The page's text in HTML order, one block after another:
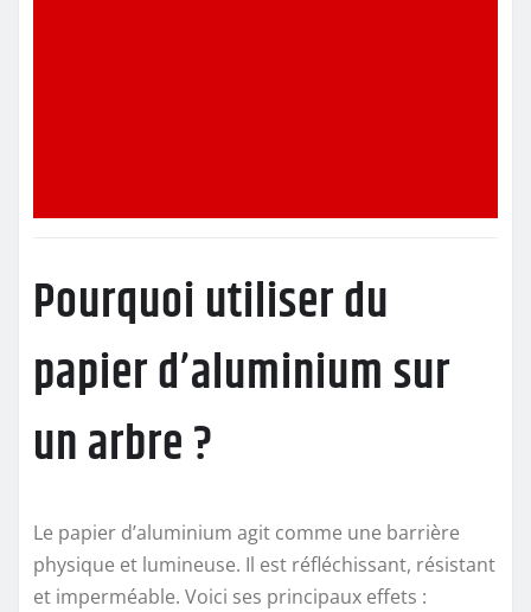
Pourquoi utiliser du
papier d’aluminium sur
un arbre ?
Le papier d’aluminium agit comme une barrière
physique et lumineuse. Il est réfléchissant, résistant
et imperméable. Voici ses principaux effets :